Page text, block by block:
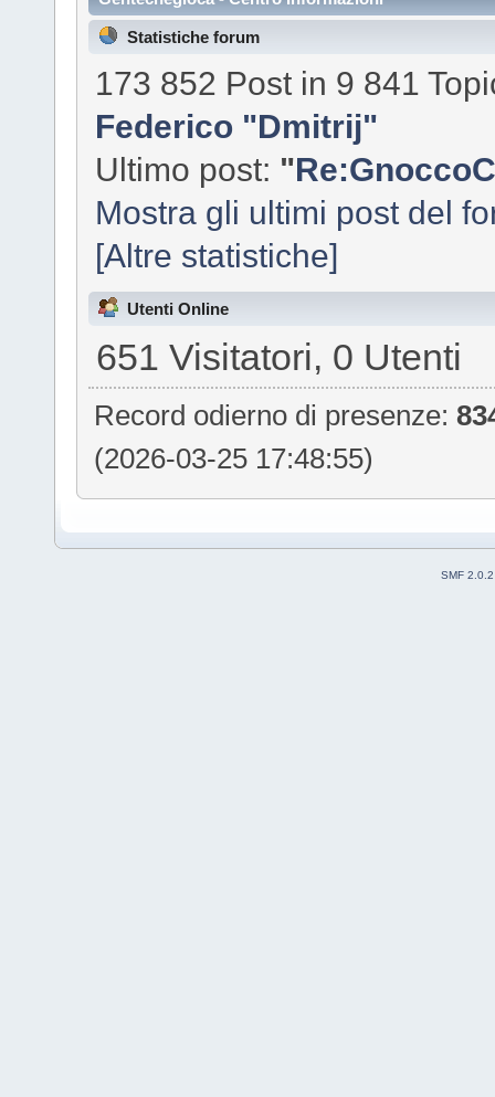
Statistiche forum
173 852 Post in 9 841
Federico "Dmitrij"
Ultimo post: "
Mostra gli ultimi post del
[Altre statistiche]
Utenti Online
651 Visitatori, 0 Utenti
Record odierno di presenze:
(2026-03-25 17:48:55)
SMF 2.0.2